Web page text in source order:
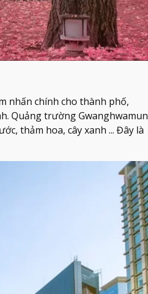
nhấn chính cho thành phố,
Quảng trường Gwanghwamun
thảm hoa, cây xanh ... Đây là